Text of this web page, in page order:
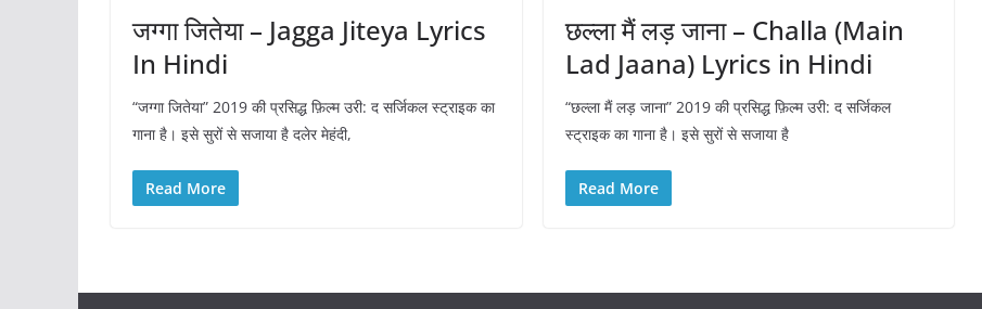
जग्गा जितेया – Jagga Jiteya Lyrics
In Hindi
“जग्गा जितेया” 2019 की प्रसिद्ध फ़िल्म उरी: द सर्जिकल स्ट्राइक का
गाना है। इसे सुरों से सजाया है दलेर मेहंदी,
Read More
छल्ला मैं लड़ जाना – Challa (Main
Lad Jaana) Lyrics in Hindi
“छल्ला मैं लड़ जाना” 2019 की प्रसिद्ध फ़िल्म उरी: द सर्जिकल
स्ट्राइक का गाना है। इसे सुरों से सजाया है
Read More